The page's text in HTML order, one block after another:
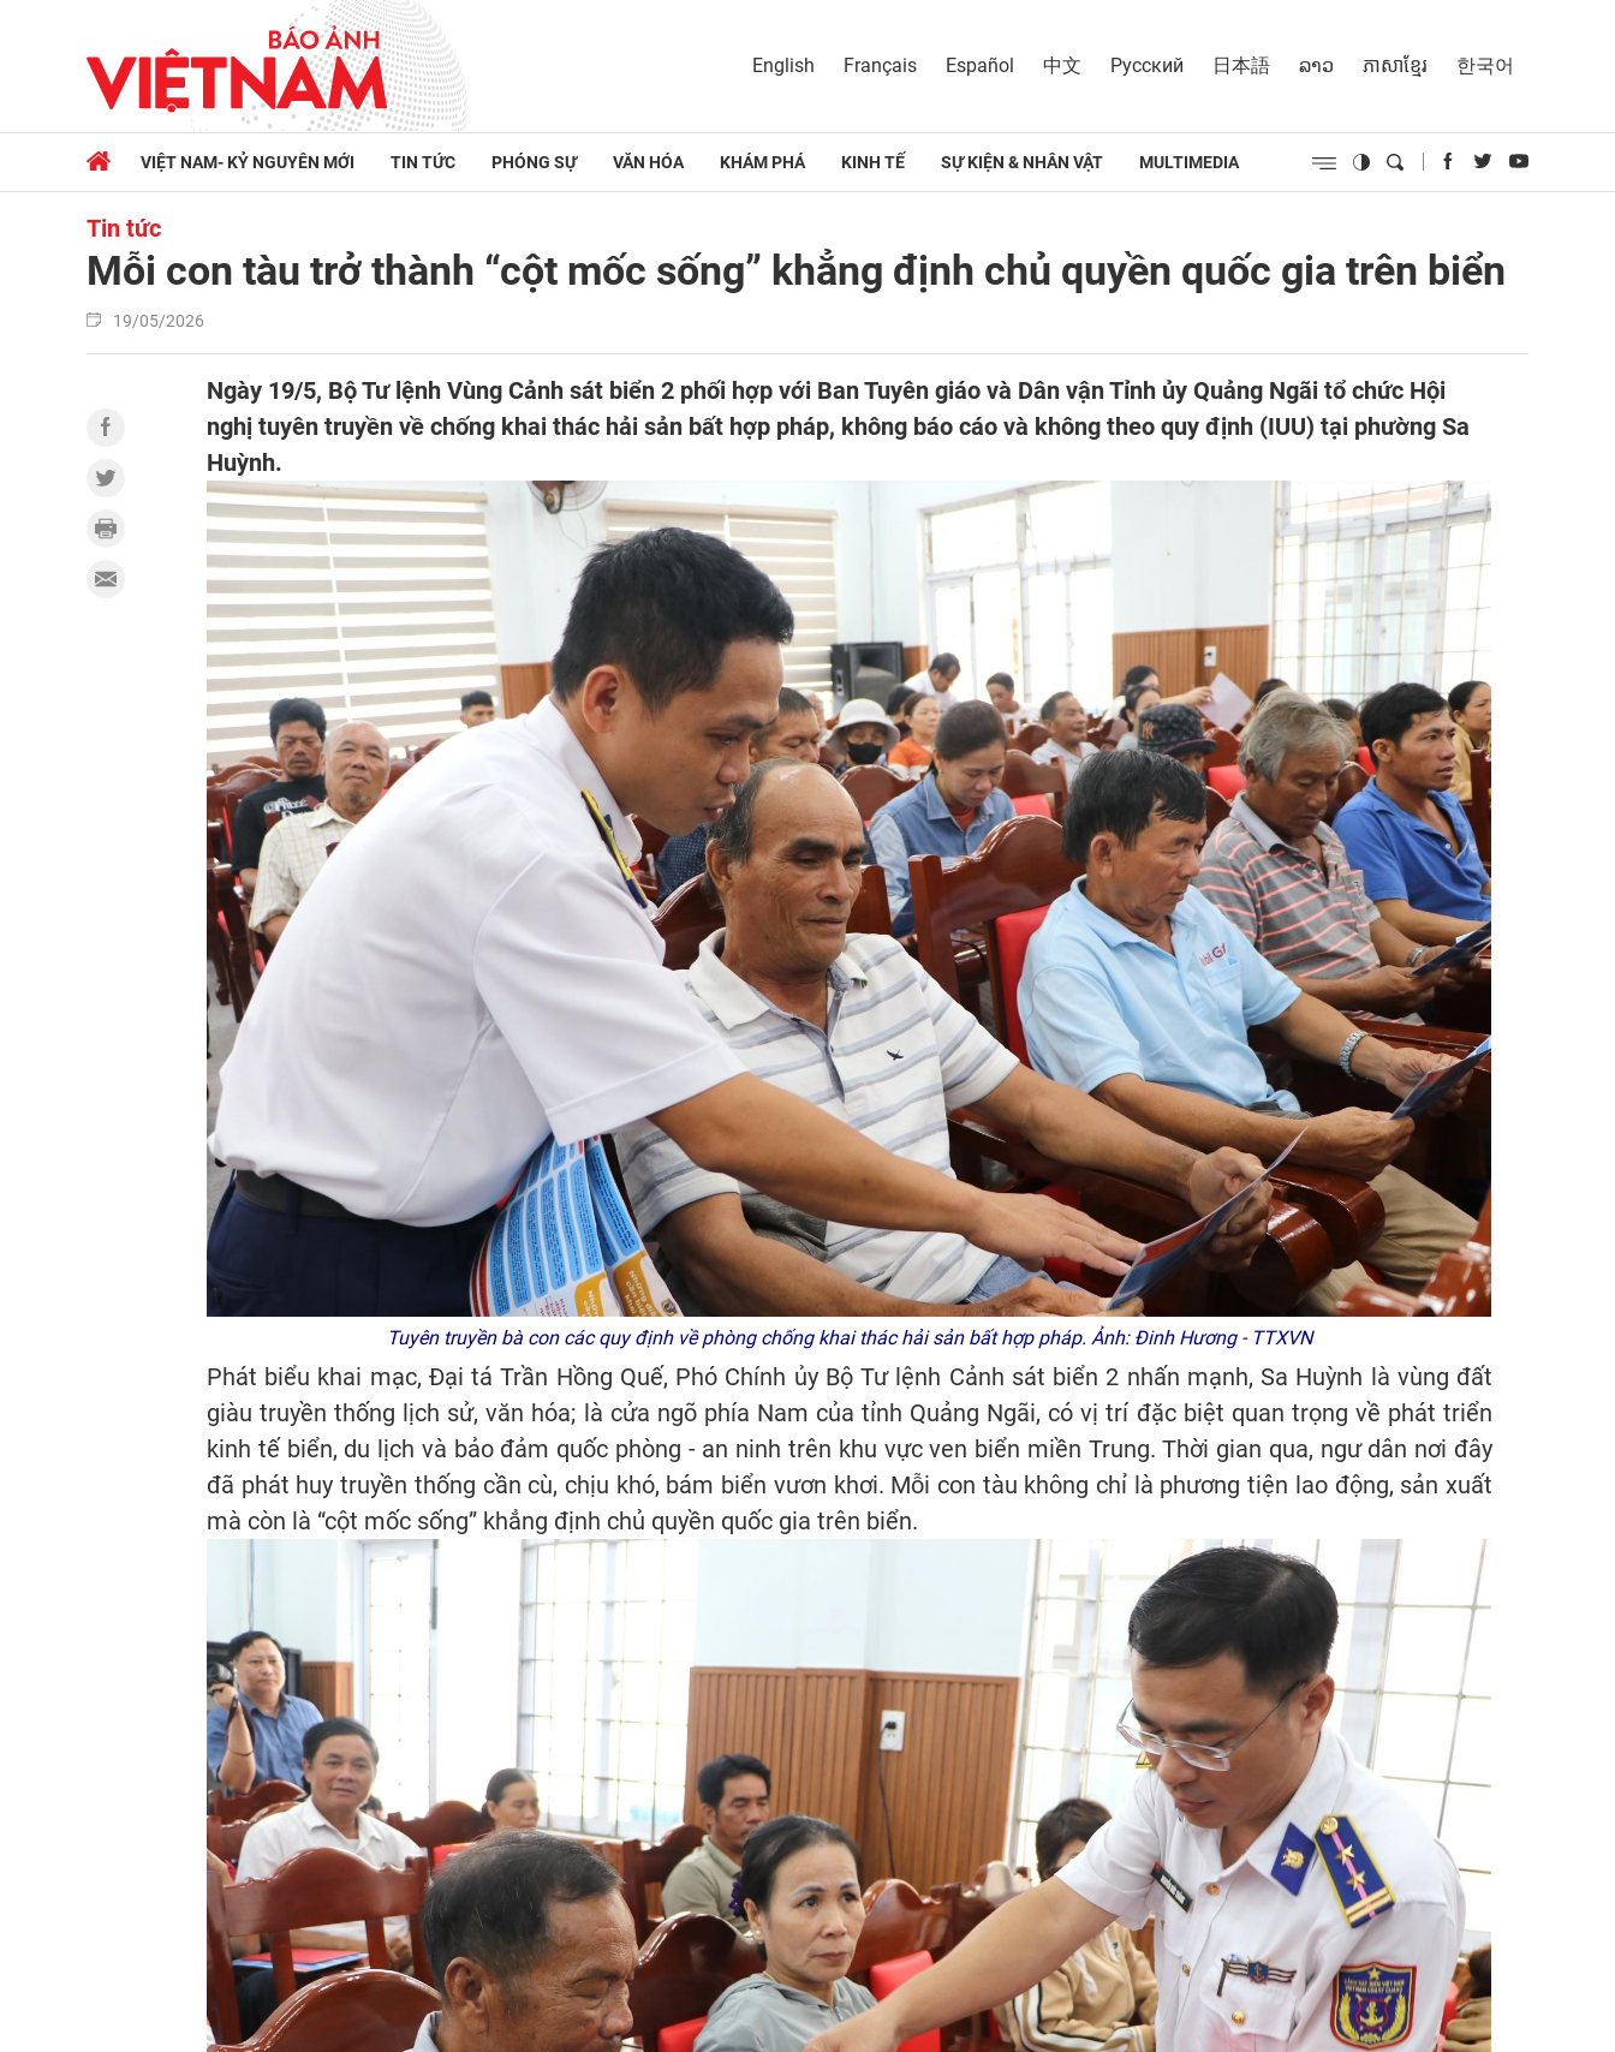
English Français Español 中文 Русский 日本語 ລາວ ភាសាខ្មែរ 한국어
VIỆT NAM- KỶ NGUYÊN MỚI TIN TỨC PHÓNG SỰ VĂN HÓA KHÁM PHÁ KINH TẾ SỰ KIỆN & NHÂN VẬT MULTIMEDIA
Tin tức
Mỗi con tàu trở thành “cột mốc sống” khẳng định chủ quyền quốc gia trên biển
19/05/2026
Ngày 19/5, Bộ Tư lệnh Vùng Cảnh sát biển 2 phối hợp với Ban Tuyên giáo và Dân vận Tỉnh ủy Quảng Ngãi tổ chức Hội
nghị tuyên truyền về chống khai thác hải sản bất hợp pháp, không báo cáo và không theo quy định (IUU) tại phường Sa
Huỳnh.
Tuyên truyền bà con các quy định về phòng chống khai thác hải sản bất hợp pháp. Ảnh: Đinh Hương - TTXVN
Phát biểu khai mạc, Đại tá Trần Hồng Quế, Phó Chính ủy Bộ Tư lệnh Cảnh sát biển 2 nhấn mạnh, Sa Huỳnh là vùng đất
giàu truyền thống lịch sử, văn hóa; là cửa ngõ phía Nam của tỉnh Quảng Ngãi, có vị trí đặc biệt quan trọng về phát triển
kinh tế biển, du lịch và bảo đảm quốc phòng - an ninh trên khu vực ven biển miền Trung. Thời gian qua, ngư dân nơi đây
đã phát huy truyền thống cần cù, chịu khó, bám biển vươn khơi. Mỗi con tàu không chỉ là phương tiện lao động, sản xuất
mà còn là “cột mốc sống” khẳng định chủ quyền quốc gia trên biển.